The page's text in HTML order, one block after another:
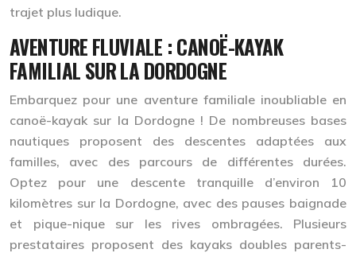
trajet plus ludique.
AVENTURE FLUVIALE : CANOË-KAYAK
FAMILIAL SUR LA DORDOGNE
Embarquez pour une aventure familiale inoubliable en
canoë-kayak sur la Dordogne ! De nombreuses bases
nautiques proposent des descentes adaptées aux
familles, avec des parcours de différentes durées.
Optez pour une descente tranquille d’environ 10
kilomètres sur la Dordogne, avec des pauses baignade
et pique-nique sur les rives ombragées. Plusieurs
prestataires proposent des kayaks doubles parents-